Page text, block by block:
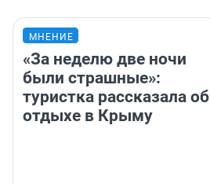
МНЕНИЕ
«За неделю две ночи
были страшные»:
туристка рассказала об
отдыхе в Крыму